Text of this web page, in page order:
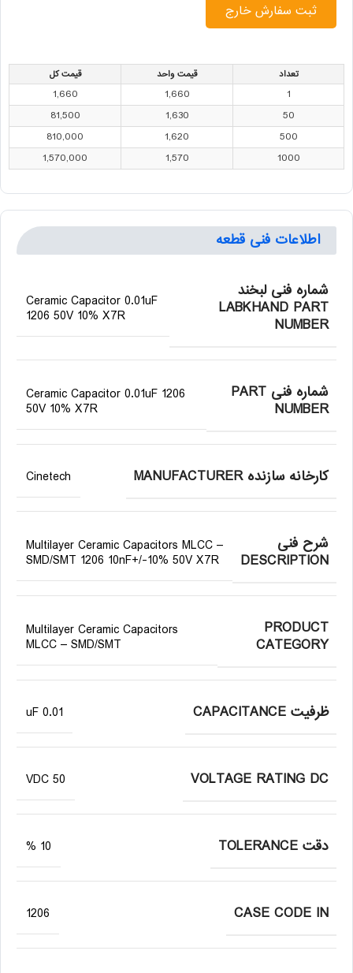
ثبت سفارش خارج
تعداد قیمت واحد قیمت کل
1
1,660
1,660
50
1,630
81,500
500
1,620
810,000
1000
1,570
1,570,000
اطلاعات فنی قطعه
شماره فنی لبخند
LABKHAND PART
NUMBER
Ceramic Capacitor 0.01uF
1206 50V 10% X7R
شماره فنی PART
NUMBER
Ceramic Capacitor 0.01uF 1206
50V 10% X7R
کارخانه سازنده MANUFACTURER Cinetech
شرح فنی
DESCRIPTION
Multilayer Ceramic Capacitors MLCC –
SMD/SMT 1206 10nF+/-10% 50V X7R
PRODUCT
CATEGORY
Multilayer Ceramic Capacitors
MLCC – SMD/SMT
ظرفیت CAPACITANCE 0.01 uF
VOLTAGE RATING DC
50 VDC
دقت TOLERANCE 10 %
CASE CODE IN
1206